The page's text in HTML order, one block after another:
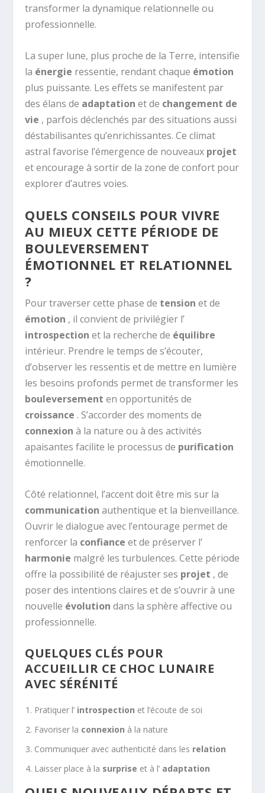
transformer la dynamique relationnelle ou
professionnelle.
La super lune, plus proche de la Terre, intensifie
la énergie ressentie, rendant chaque émotion
plus puissante. Les effets se manifestent par
des élans de adaptationet de changement de
vie , parfois déclenchés par des situations aussi
déstabilisantes qu’enrichissantes. Ce climat
astral favorise l’émergence de nouveaux projet
et encourage à sortir de la zone de confort pour
explorer d’autres voies.
QUELS CONSEILS POUR VIVRE
AU MIEUX CETTE PÉRIODE DE
BOULEVERSEMENT
ÉMOTIONNEL ET RELATIONNEL
?
Pour traverser cette phase de tensionet de
émotion , il convient de privilégier l’
introspectionet la recherche de équilibre
intérieur. Prendre le temps de s’écouter,
d’observer les ressentis et de mettre en lumière
les besoins profonds permet de transformer les
bouleversementen opportunités de
croissance . S’accorder des moments de
connexionà la nature ou à des activités
apaisantes facilite le processus de purification
émotionnelle.
Côté relationnel, l’accent doit être mis sur la
communicationauthentique et la bienveillance.
Ouvrir le dialogue avec l’entourage permet de
renforcer la confianceet de préserver l’
harmonie malgré les turbulences. Cette période
offre la possibilité de réajuster ses projet , de
poser des intentions claires et de s’ouvrir à une
nouvelle évolutiondans la sphère affective ou
professionnelle.
QUELQUES CLÉS POUR
ACCUEILLIR CE CHOC LUNAIRE
AVEC SÉRÉNITÉ
Pratiquer l’ introspection et l’écoute de soi
Favoriser la connexion à la nature
Communiquer avec authenticité dans les relation
Laisser place à la surprise et à l’ adaptation